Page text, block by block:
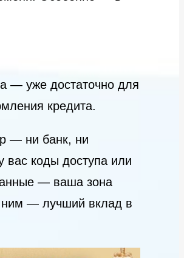
— уже достаточно для
кредита.
— ни банк, ни
вас коды доступа или
— ваша зона
ним — лучший вклад в